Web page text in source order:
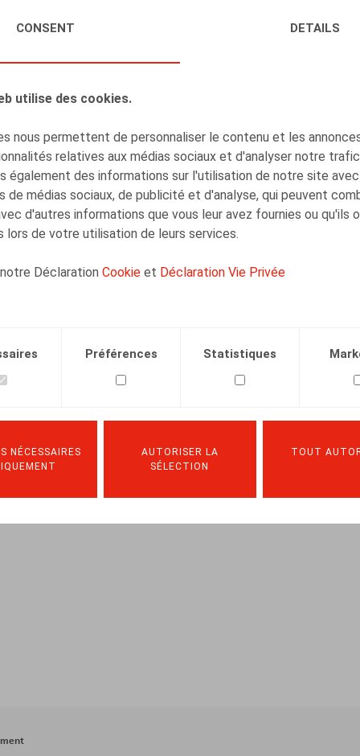
CONSENT DETAILS
utilise des cookies.
nous permettent de personnaliser le contenu et les
relatives aux médias sociaux et d'analyser notre
également des informations sur l'utilisation de notre site
de médias sociaux, de publicité et d'analyse, qui peuvent
d'autres informations que vous leur avez fournies ou qu'ils
de votre utilisation de leurs services.
Déclaration Cookie et Déclaration Vie Privée
Préférences Statistiques
NÉCESSAIRES
AUTORISER LA
SÉLECTION
TOUT
Recente rechtspraak
& Démission, 2021, nr. 1, pp. 1 – 8; Nieuwsbrief
AUTEURS
Henri-François
Lenaerts
Associé
Facebook
TwitterLinkedinCourriel